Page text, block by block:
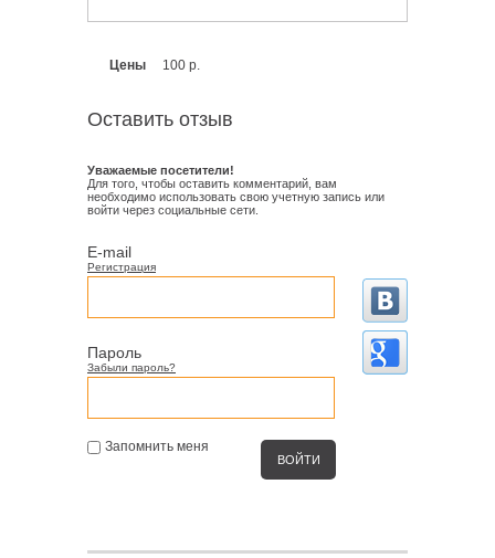
Цены 100 р.
Оставить отзыв
Уважаемые посетители!
Для того, чтобы оставить комментарий, вам
необходимо использовать свою учетную запись или
войти через социальные сети.
E-mail
Регистрация
Пароль
Забыли пароль?
Запомнить меня